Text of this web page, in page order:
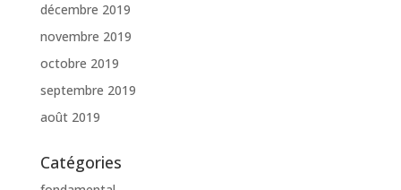
décembre 2019
novembre 2019
octobre 2019
septembre 2019
août 2019
Catégories